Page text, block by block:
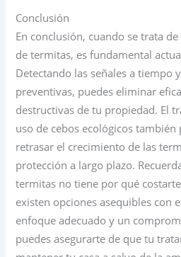
Conclusión
En conclusión, cuando se trata
de termitas, es fundamental
Detectando las señales a tiempo
preventivas, puedes eliminar
destructivas de tu propiedad. El
uso de cebos ecológicos también
retrasar el crecimiento de las
protección a largo plazo.
termitas no tiene por qué
existen opciones asequibles con
enfoque adecuado y un
puedes asegurarte de que tu